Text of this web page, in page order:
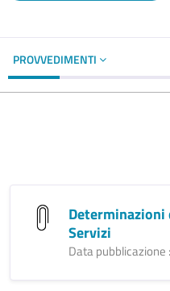
PROVVEDIMENTI
Determinazioni
Servizi
Data